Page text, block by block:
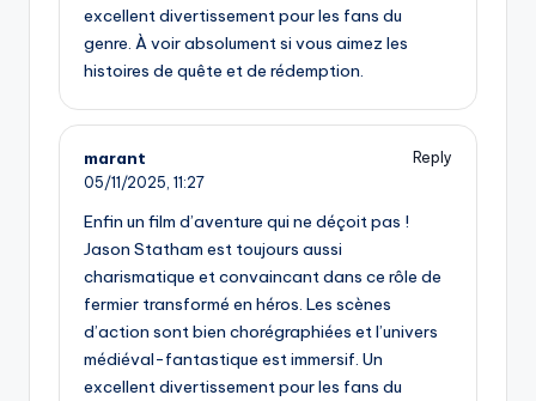
excellent divertissement pour les fans du
genre. À voir absolument si vous aimez les
histoires de quête et de rédemption.
marant
Reply
05/11/2025, 11:27
Enfin un film d’aventure qui ne déçoit pas !
Jason Statham est toujours aussi
charismatique et convaincant dans ce rôle de
fermier transformé en héros. Les scènes
d’action sont bien chorégraphiées et l’univers
médiéval-fantastique est immersif. Un
excellent divertissement pour les fans du